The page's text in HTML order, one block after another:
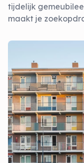
tijdelijk
maakt je